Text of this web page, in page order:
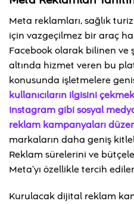
Meta reklamları, sağlık
için vazgeçilmez bir araç
Facebook olarak bilinen ve
altında hizmet veren bu
konusunda işletmelere
kullanıcıların ilgisini
Instagram gibi sosyal
reklam kampanyaları
markaların daha geniş
Reklam sürelerini ve
Meta’yı özellikle tercih
Kurulacak dijital reklam